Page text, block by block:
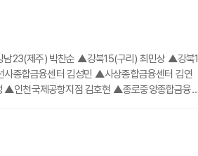
23(제주) 박찬순 ▲강북15(구리) 최민상 ▲강북1
종합금융센터 김성민 ▲사상종합금융센터 김연
인천국제공항지점 김호현 ▲종로중앙종합금융